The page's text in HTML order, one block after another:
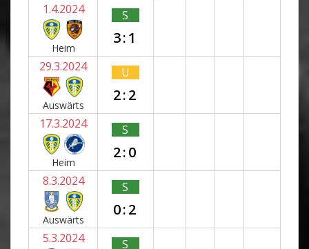
1.4.2024
Heim
S
3:1
29.3.2024
Auswärts
U
2:2
17.3.2024
Heim
S
2:0
8.3.2024
Auswärts
S
0:2
5.3.2024 S